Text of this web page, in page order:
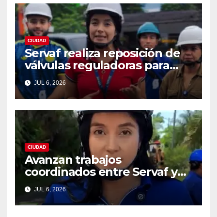
CIUDAD
Servaf realiza reposición de
válvulas reguladoras para
fortalecer la red de
acueducto
JUL 6, 2026
CIUDAD
Avanzan trabajos
coordinados entre Servaf y
las obras de la doble calzada
en Florencia.
JUL 6, 2026